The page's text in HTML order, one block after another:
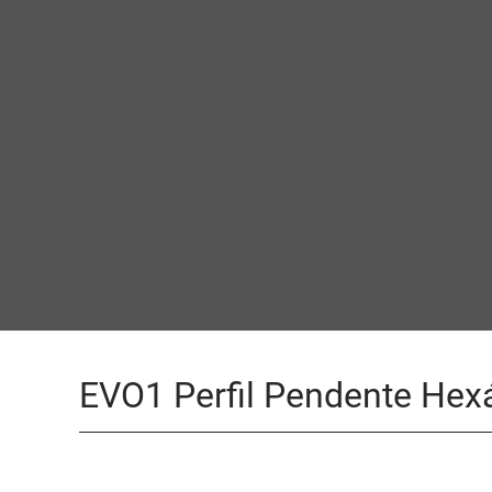
EVO1 Perfil Pendente